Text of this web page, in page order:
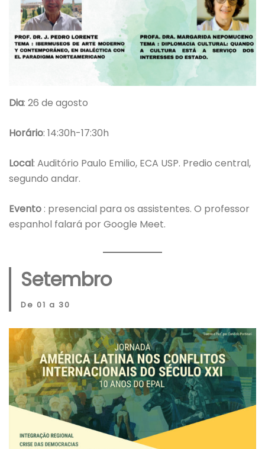
Dia: 26 de agosto
Horário: 14:30h-17:30h
Local: Auditório Paulo Emilio, ECA USP. Predio central,
segundo andar.
Evento : presencial para os assistentes. O professor
espanhol falará por Google Meet.
Setembro
De 01 a 30